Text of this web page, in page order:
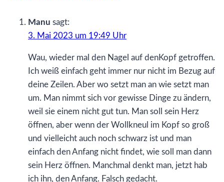
Nähe
Manu sagt:
3. Mai 2023 um 19:49 Uhr
Wau, wieder mal den Nagel auf denKopf getroffen.
Ich weiß einfach geht immer nur nicht im Bezug auf
deine Zeilen. Aber wo setzt man an wie setzt man
um. Man nimmt sich vor gewisse Dinge zu ändern,
weil sie einem nicht gut tun. Man soll sein Herz
öffnen, aber wenn der Wollkneul im Kopf so groß
und vielleicht auch noch schwarz ist und man
einfach den Anfang nicht findet, wie soll man dann
sein Herz öffnen. Manchmal denkt man, jetzt hab
ich ihn, den Anfang. Falsch gedacht.